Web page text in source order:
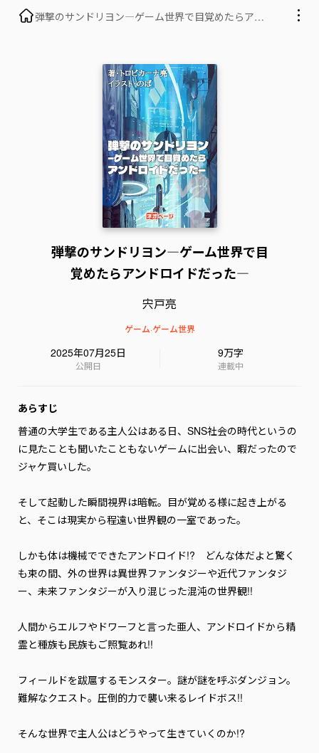
弾撃のサンドリヨン―ゲーム世界で目覚めたらアン
弾撃のサンドリヨン―ゲーム世界で目
覚めたらアンドロイドだった―
宍戸亮
ゲーム·ゲーム世界
2025年07月25日
公開日
9万字
連載中
あらすじ
普通の大学生である主人公はある日、SNS社会の時代というの
に見たことも聞いたこともないゲームに出会い、暇だったので
ジャケ買いした。
そして起動した瞬間視界は暗転。目が覚める様に起き上がる
と、そこは現実から程遠い世界観の一室であった。
しかも体は機械でできたアンドロイド!?　どんな体だよと驚く
も束の間、外の世界は異世界ファンタジーや近代ファンタジ
ー、未来ファンタジーが入り混じった混沌の世界観!!
人間からエルフやドワーフと言った亜人、アンドロイドから精
霊と種族も民族もご照覧あれ!!
フィールドを跋扈するモンスター。謎が謎を呼ぶダンジョン。
難解なクエスト。圧倒的力で襲い来るレイドボス!!
そんな世界で主人公はどうやって生きていくのか!?